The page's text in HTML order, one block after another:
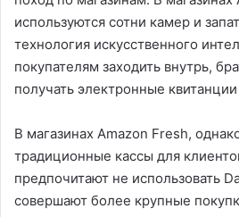
используются сотни камер и
технология искусственного
покупателям заходить внутрь,
получать электронные
В магазинах Amazon Fresh,
традиционные кассы для
предпочитают не использовать
совершают более крупные